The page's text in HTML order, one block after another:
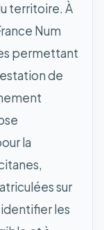
territoire. À
Num
permettant
de
la
sur
les